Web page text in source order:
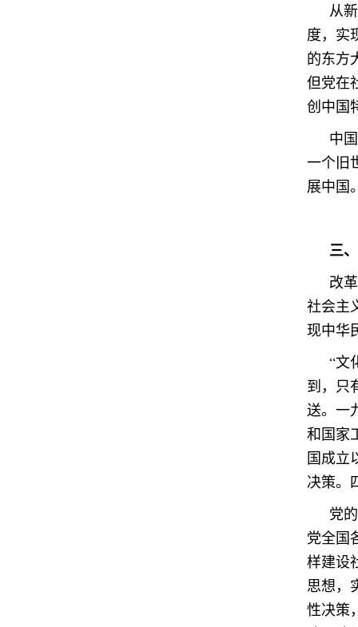
从
度，实
的东方
但党在
创中国
中
一个旧
展中国
三
改
社会主
现中华
“文
到，只
送。一
和国家
国成立
决策。
党
党全国
样建设
思想，
性决策